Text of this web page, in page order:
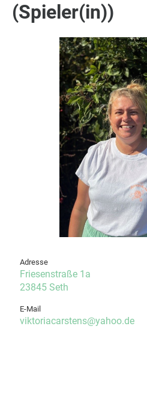
(Spieler(in))
Adresse
Friesenstraße 1a
23845 Seth
E-Mail
viktoriacarstens@yahoo.de